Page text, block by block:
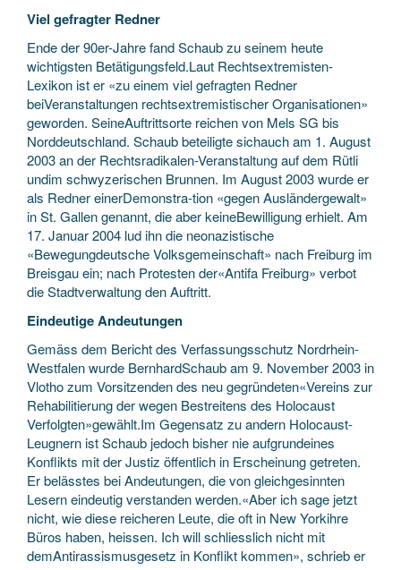
Viel gefragter Redner
Ende der 90er-Jahre fand Schaub zu seinem heute
wichtigsten Betätigungsfeld.Laut Rechtsextremisten-
Lexikon ist er «zu einem viel gefragten Redner
beiVeranstaltungen rechtsextremistischer Organisationen»
geworden. SeineAuftrittsorte reichen von Mels SG bis
Norddeutschland. Schaub beteiligte sichauch am 1. August
2003 an der Rechtsradikalen-Veranstaltung auf dem Rütli
undim schwyzerischen Brunnen. Im August 2003 wurde er
als Redner einerDemonstra-tion «gegen Ausländergewalt»
in St. Gallen genannt, die aber keineBewilligung erhielt. Am
17. Januar 2004 lud ihn die neonazistische
«Bewegungdeutsche Volksgemeinschaft» nach Freiburg im
Breisgau ein; nach Protesten der«Antifa Freiburg» verbot
die Stadtverwaltung den Auftritt.
Eindeutige Andeutungen
Gemäss dem Bericht des Verfassungsschutz Nordrhein-
Westfalen wurde BernhardSchaub am 9. November 2003 in
Vlotho zum Vorsitzenden des neu gegründeten«Vereins zur
Rehabilitierung der wegen Bestreitens des Holocaust
Verfolgten»gewählt.Im Gegensatz zu andern Holocaust-
Leugnern ist Schaub jedoch bisher nie aufgrundeines
Konflikts mit der Justiz öffentlich in Erscheinung getreten.
Er belässtes bei Andeutungen, die von gleichgesinnten
Lesern eindeutig verstanden werden.«Aber ich sage jetzt
nicht, wie diese reicheren Leute, die oft in New Yorkihre
Büros haben, heissen. Ich will schliesslich nicht mit
demAntirassismusgesetz in Konflikt kommen», schrieb er